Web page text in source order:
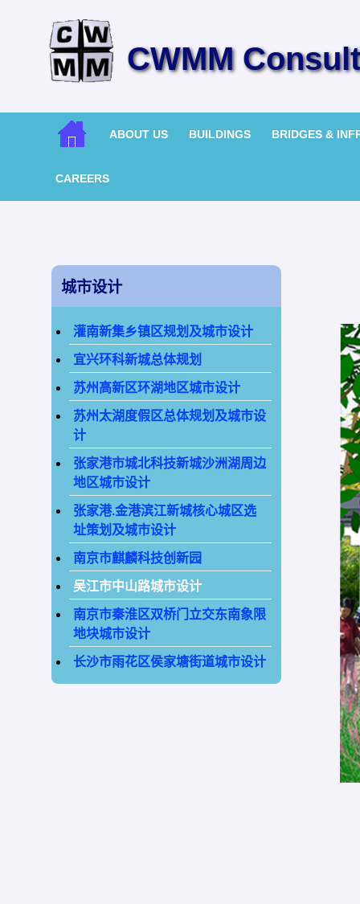
CWMM
ABOUT US BUILDINGS BRIDGES &
CAREERS
城市设计
灌南新集乡镇区规划及城市设计
宜兴环科新城总体规划
苏州高新区环湖地区城市设计
苏州太湖度假区总体规划及城市设
计
张家港市城北科技新城沙洲湖周边
地区城市设计
张家港.金港滨江新城核心城区选
址策划及城市设计
南京市麒麟科技创新园
吴江市中山路城市设计
南京市秦淮区双桥门立交东南象限
地块城市设计
长沙市雨花区侯家塘街道城市设计